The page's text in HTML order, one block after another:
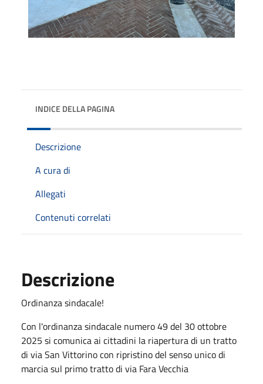
INDICE DELLA PAGINA
Descrizione
A cura di
Allegati
Contenuti correlati
Descrizione
Ordinanza sindacale!
Con l'ordinanza sindacale numero 49 del 30 ottobre
2025 si comunica ai cittadini la riapertura di un tratto
di via San Vittorino con ripristino del senso unico di
marcia sul primo tratto di via Fara Vecchia